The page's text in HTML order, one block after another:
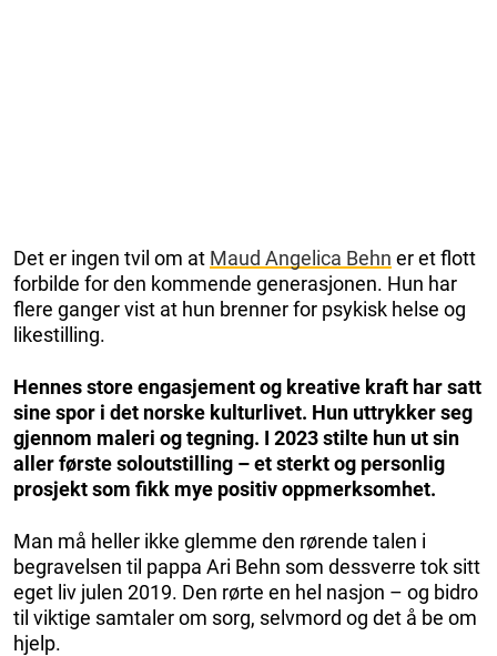
Det er ingen tvil om at Maud Angelica Behn er et flott
forbilde for den kommende generasjonen. Hun har
flere ganger vist at hun brenner for psykisk helse og
likestilling.
Hennes store engasjement og kreative kraft har satt
sine spor i det norske kulturlivet. Hun uttrykker seg
gjennom maleri og tegning. I 2023 stilte hun ut sin
aller første soloutstilling – et sterkt og personlig
prosjekt som fikk mye positiv oppmerksomhet.
Man må heller ikke glemme den rørende talen i
begravelsen til pappa Ari Behn som dessverre tok sitt
eget liv julen 2019. Den rørte en hel nasjon – og bidro
til viktige samtaler om sorg, selvmord og det å be om
hjelp.